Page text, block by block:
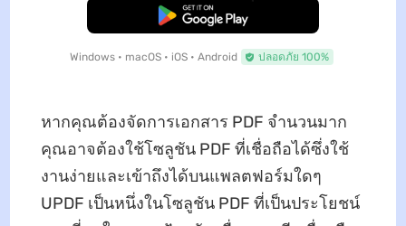
ดาวน์โหลดฟรี
Windows • macOS • iOS • Android ปลอดภัย 100%
หากคุณต้องจัดการเอกสาร PDF จำนวนมาก
คุณอาจต้องใช้โซลูชัน PDF ที่เชื่อถือได้ซึ่งใช้
งานง่ายและเข้าถึงได้บนแพลตฟอร์มใดๆ
UPDF เป็นหนึ่งในโซลูชัน PDF ที่เป็นประโยชน์